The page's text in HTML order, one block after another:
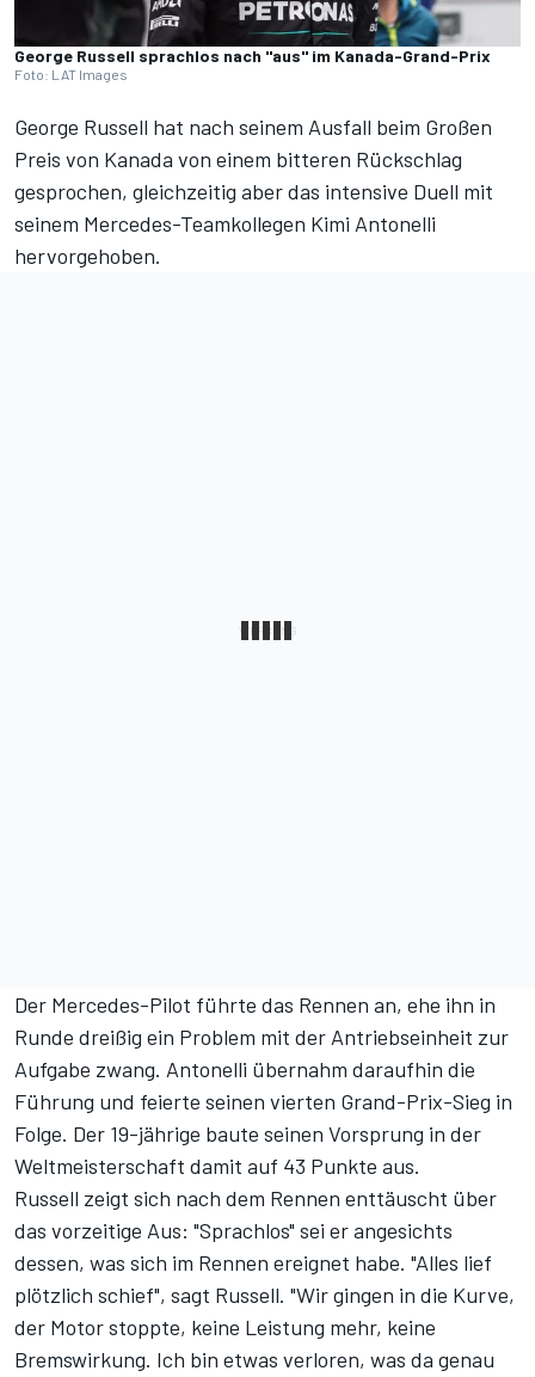
George Russell sprachlos nach "aus" im Kanada-Grand-Prix
Foto: LAT Images
George Russell hat nach seinem Ausfall beim Großen
Preis von Kanada von einem bitteren Rückschlag
gesprochen, gleichzeitig aber das intensive Duell mit
seinem Mercedes-Teamkollegen Kimi Antonelli
hervorgehoben.
Der Mercedes-Pilot führte das Rennen an, ehe ihn in
Runde dreißig ein Problem mit der Antriebseinheit zur
Aufgabe zwang. Antonelli übernahm daraufhin die
Führung und feierte seinen vierten Grand-Prix-Sieg in
Folge. Der 19-jährige baute seinen Vorsprung in der
Weltmeisterschaft damit auf 43 Punkte aus.
Russell zeigt sich nach dem Rennen enttäuscht über
das vorzeitige Aus: "Sprachlos" sei er angesichts
dessen, was sich im Rennen ereignet habe. "Alles lief
plötzlich schief", sagt Russell. "Wir gingen in die Kurve,
der Motor stoppte, keine Leistung mehr, keine
Bremswirkung. Ich bin etwas verloren, was da genau